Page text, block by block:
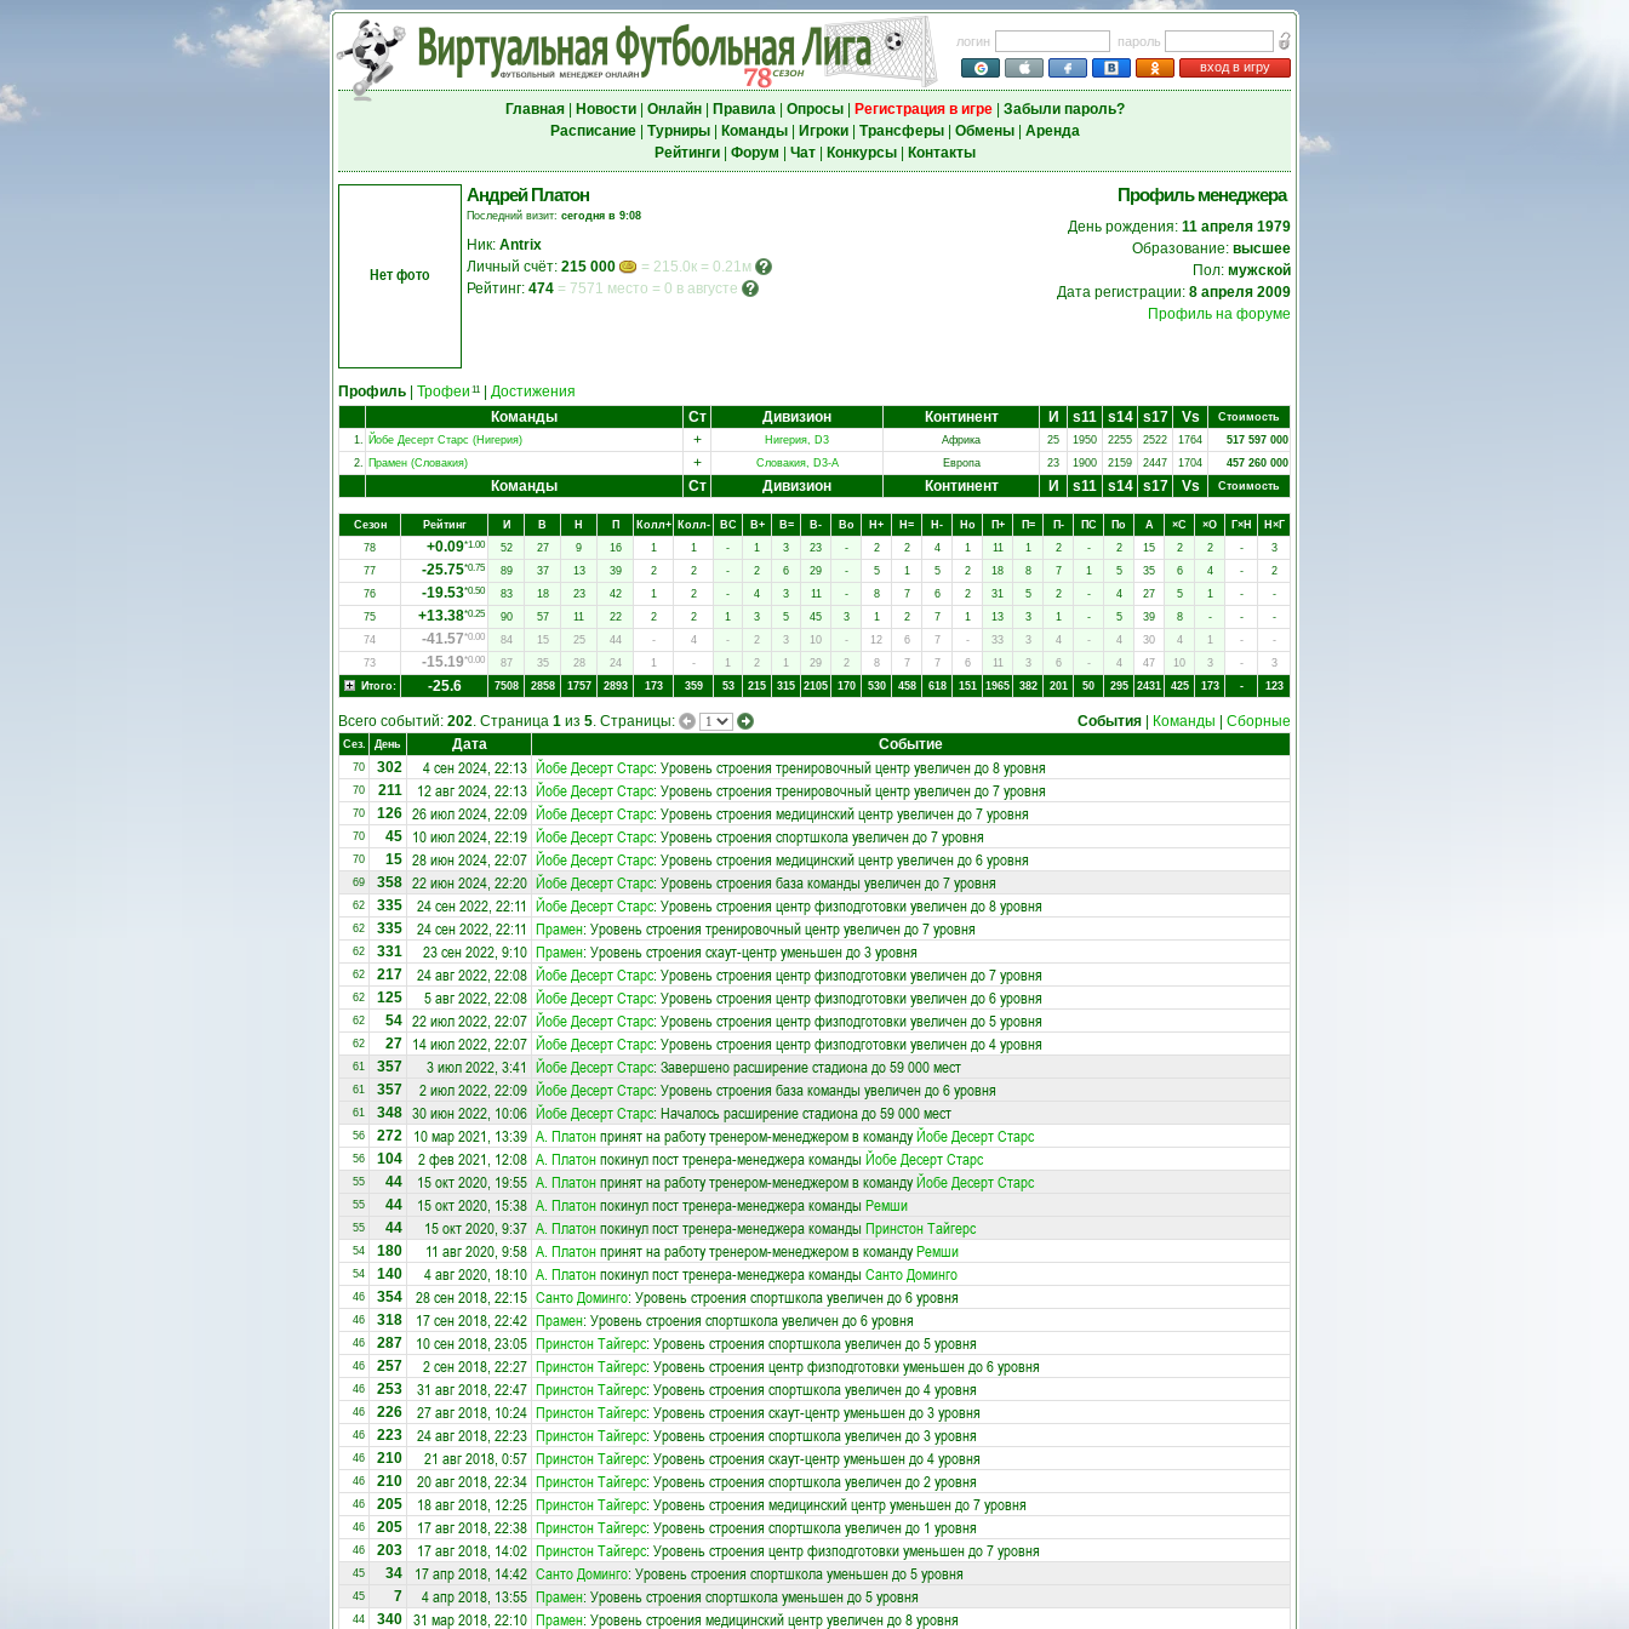
логин
пароль
вход в игру
Главная| Новости| Онлайн| Правила| Опросы| Регистрация в игре| Забыли пароль?
Расписание| Турниры| Команды| Игроки| Трансферы| Обмены| Аренда
Рейтинги| Форум Чат| Конкурсы| Контакты
Нет фото
Андрей Платон
Последний визит: сегодня в 9:08
Ник: Antrix
Личный счёт: 215 000
= 215.0к = 0.21м
Рейтинг: 474 = 7571 место = 0 в августе
Профиль менеджера
День рождения: 11 апреля 1979
Образование: высшее
Пол: мужской
Дата регистрации: 8 апреля 2009
Профиль на форуме
Профиль Трофеи 11
Достижения
Команды
Ст Дивизион Континент И s11 s14 s17 Vs
Стоимость
1. Йобе Десерт Старс (Нигерия) + Нигерия, D3 Африка 25 1950 2255 2522 1764
517 597 000
2. Прамен (Словакия) + Словакия, D3-A Европа 23 1900 2159 2447 1704 457 260 000
Команды Ст Дивизион Континент И s11 s14 s17 Vs Стоимость
Сезон Рейтинг И В Н П Колл+ Колл- ВC В+ В= В- Вo Н+ Н= Н- Нo П+ П= П- ПC Пo А ×C ×O Г×Н
Н×Г
78
+0.09*1.00 52 27 9 16 1 1 - 1 3 23 - 2 2 4 1 11 1 2 - 2 15 2 2 -
3
77
-25.75*0.75 89 37 13 39 2 2 - 2 6 29 - 5 1 5 2 18 8 7 1 5 35 6 4 -
2
76
-19.53*0.50 83 18 23 42 1 2 - 4 3 11 - 8 7 6 2 31 5 2 - 4 27 5 1 -
-
75
+13.38*0.25 90 57 11 22 2 2 1 3 5 45 3 1 2 7 1 13 3 1 - 5 39 8 - -
-
74
-41.57*0.00 84 15 25 44 - 4 - 2 3 10 - 12 6 7 - 33 3 4 - 4 30 4 1 -
-
73
-15.19*0.00 87 35 28 24 1 - 1 2 1 29 2 8 7 7 6 11 3 6 - 4 47 10 3 -
3
Итого:
-25.6 7508 2858 1757 2893 173 359 53 215 315 2105 170 530 458 618 151 1965 382 201 50 295 2431 425 173 - 123
Всего событий: 202. Страница 1 из 5. Страницы: События Команды Сборные
Сез. День Дата Событие
70 302 4 сен 2024, 22:13 Йобе Десерт Старс: Уровень строения тренировочный центр увеличен до 8 уровня
70 211 12 авг 2024, 22:13 Йобе Десерт Старс: Уровень строения тренировочный центр увеличен до 7 уровня
70 126 26 июл 2024, 22:09 Йобе Десерт Старс: Уровень строения медицинский центр увеличен до 7 уровня
70 45 10 июл 2024, 22:19 Йобе Десерт Старс: Уровень строения спортшкола увеличен до 7 уровня
70 15 28 июн 2024, 22:07 Йобе Десерт Старс: Уровень строения медицинский центр увеличен до 6 уровня
69 358 22 июн 2024, 22:20 Йобе Десерт Старс: Уровень строения база команды увеличен до 7 уровня
62 335 24 сен 2022, 22:11 Йобе Десерт Старс: Уровень строения центр физподготовки увеличен до 8 уровня
62 335 24 сен 2022, 22:11 Прамен: Уровень строения тренировочный центр увеличен до 7 уровня
62 331 23 сен 2022, 9:10 Прамен: Уровень строения скаут-центр уменьшен до 3 уровня
62 217 24 авг 2022, 22:08 Йобе Десерт Старс: Уровень строения центр физподготовки увеличен до 7 уровня
62 125 5 авг 2022, 22:08 Йобе Десерт Старс: Уровень строения центр физподготовки увеличен до 6 уровня
62 54 22 июл 2022, 22:07 Йобе Десерт Старс: Уровень строения центр физподготовки увеличен до 5 уровня
62 27 14 июл 2022, 22:07 Йобе Десерт Старс: Уровень строения центр физподготовки увеличен до 4 уровня
61 357 3 июл 2022, 3:41 Йобе Десерт Старс: Завершено расширение стадиона до 59 000 мест
61 357 2 июл 2022, 22:09 Йобе Десерт Старс: Уровень строения база команды увеличен до 6 уровня
61 348 30 июн 2022, 10:06 Йобе Десерт Старс: Началось расширение стадиона до 59 000 мест
56 272 10 мар 2021, 13:39 А. Платонпринят на работу тренером-менеджером в командуЙобе Десерт Старс
56 104 2 фев 2021, 12:08 А. Платонпокинул пост тренера-менеджера командыЙобе Десерт Старс
55 44 15 окт 2020, 19:55 А. Платонпринят на работу тренером-менеджером в командуЙобе Десерт Старс
55 44 15 окт 2020, 15:38 А. Платонпокинул пост тренера-менеджера команды Ремши
55 44 15 окт 2020, 9:37 А. Платонпокинул пост тренера-менеджера команды Принстон Тайгерс
54 180 11 авг 2020, 9:58 А. Платонпринят на работу тренером-менеджером в командуРемши
54 140 4 авг 2020, 18:10 А. Платонпокинул пост тренера-менеджера командыСанто Доминго
46 354 28 сен 2018, 22:15 Санто Доминго: Уровень строения спортшкола увеличен до 6 уровня
46 318 17 сен 2018, 22:42 Прамен: Уровень строения спортшкола увеличен до 6 уровня
46 287 10 сен 2018, 23:05 Принстон Тайгерс: Уровень строения спортшкола увеличен до 5 уровня
46 257 2 сен 2018, 22:27 Принстон Тайгерс: Уровень строения центр физподготовки уменьшен до 6 уровня
46 253 31 авг 2018, 22:47 Принстон Тайгерс: Уровень строения спортшкола увеличен до 4 уровня
46 226 27 авг 2018, 10:24 Принстон Тайгерс: Уровень строения скаут-центр уменьшен до 3 уровня
46 223 24 авг 2018, 22:23 Принстон Тайгерс: Уровень строения спортшкола увеличен до 3 уровня
46 210 21 авг 2018, 0:57 Принстон Тайгерс: Уровень строения скаут-центр уменьшен до 4 уровня
46 210 20 авг 2018, 22:34 Принстон Тайгерс: Уровень строения спортшкола увеличен до 2 уровня
46 205 18 авг 2018, 12:25 Принстон Тайгерс: Уровень строения медицинский центр уменьшен до 7 уровня
46 205 17 авг 2018, 22:38 Принстон Тайгерс: Уровень строения спортшкола увеличен до 1 уровня
46 203 17 авг 2018, 14:02 Принстон Тайгерс: Уровень строения центр физподготовки уменьшен до 7 уровня
45 34 17 апр 2018, 14:42 Санто Доминго: Уровень строения спортшкола уменьшен до 5 уровня
45 7 4 апр 2018, 13:55 Прамен: Уровень строения спортшкола уменьшен до 5 уровня
44 340 31 мар 2018, 22:10 Прамен: Уровень строения медицинский центр увеличен до 8 уровня